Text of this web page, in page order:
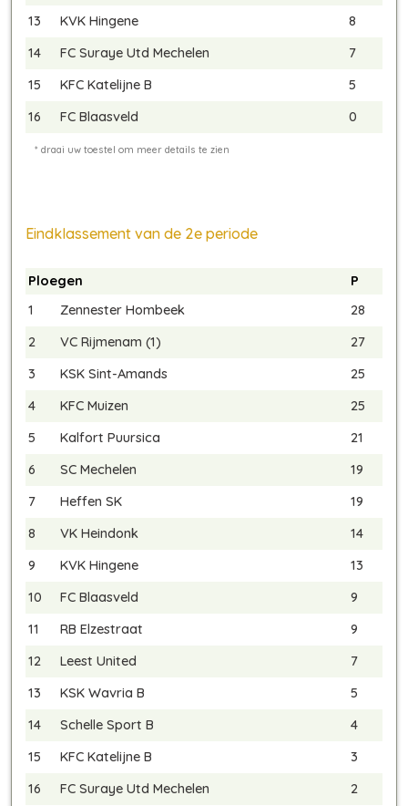
13 KVK Hingene
8
14
FC Suraye Utd Mechelen
7
15
KFC Katelijne B
5
16
FC Blaasveld 0
Eindklassement van de 2e periode
Ploegen
P
1
Zennester Hombeek
28
2
VC Rijmenam (1)
27
3
KSK Sint-Amands
25
4
KFC Muizen
25
5
Kalfort Puursica
21
6
SC Mechelen
19
7
Heffen SK
19
8
VK Heindonk
14
9
KVK Hingene
13
10
FC Blaasveld
9
11
RB Elzestraat
9
12
Leest United
7
13
KSK Wavria B
5
14
Schelle Sport B
4
15
KFC Katelijne B
3
16
FC Suraye Utd Mechelen 2